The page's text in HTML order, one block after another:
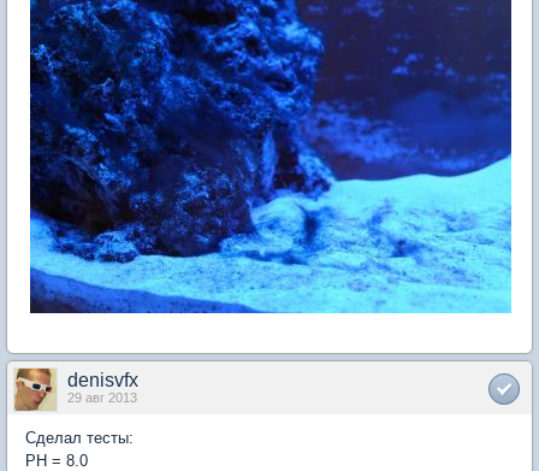
denisvfx
29 авг 2013
Сделал тесты:
PH = 8.0